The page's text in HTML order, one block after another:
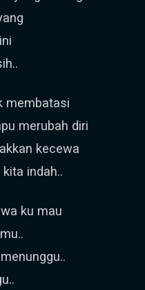
membatasi
merubah diri
kecewa
indah..
ku mau